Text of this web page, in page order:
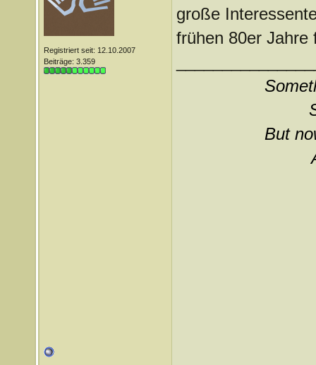
Registriert seit: 12.10.2007
Beiträge: 3.359
große
frühen 80er
But